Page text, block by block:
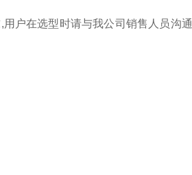
户在选型时请与我公司销售人员沟